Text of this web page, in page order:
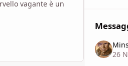
vagante è un
26